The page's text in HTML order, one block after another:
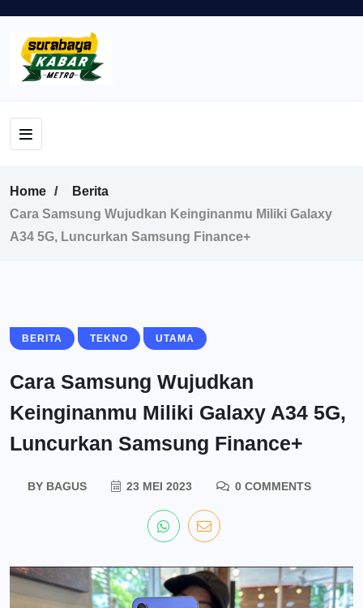
Home
Berita
Cara Samsung Wujudkan Keinginanmu Miliki Galaxy
A34 5G, Luncurkan Samsung Finance+
BERITA TEKNO UTAMA
Cara Samsung Wujudkan
Keinginanmu Miliki Galaxy A34 5G,
Luncurkan Samsung Finance+
BY BAGUS 23 MEI 2023 0 COMMENTS